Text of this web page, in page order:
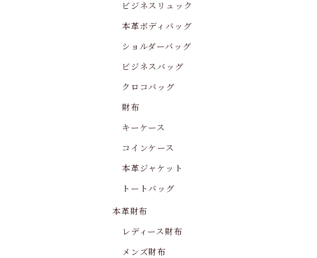
ビジネスリュック
本革ボディバッグ
ショルダーバッグ
ビジネスバッグ
クロコバッグ
財布
キーケース
コインケース
本革ジャケット
トートバッグ
本革財布
レディース財布
メンズ財布